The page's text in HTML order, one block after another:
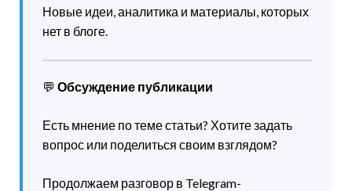
Новые идеи, аналитика и материалы, которых
нет в блоге.
💬 Обсуждение публикации
Есть мнение по теме статьи? Хотите задать
вопрос или поделиться своим взглядом?
Продолжаем разговор в Telegram-